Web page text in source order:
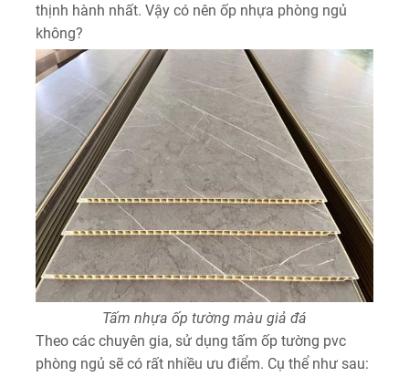
thịnh hành nhất. Vậy có nên ốp nhựa phòng ngủ
không?
Tấm nhựa ốp tường màu giả đá
Theo các chuyên gia, sử dụng tấm ốp tường pvc
phòng ngủ sẽ có rất nhiều ưu điểm. Cụ thể như sau: